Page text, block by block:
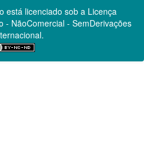
está licenciado sob a Licença
- NãoComercial - SemDerivações